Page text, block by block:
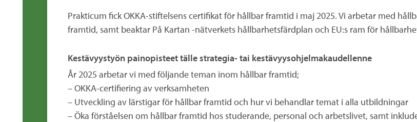
Prakticum fick OKKA-stiftelsens certifikat för hållbar framtid i maj 2025. Vi arbetar med
framtid, samt beaktar På Kartan -nätverkets hållbarhetsfärdplan och EU:s ram för
Kestävyystyön painopisteet tälle strategia- tai kestävyysohjelmakaudellenne
År 2025 arbetar vi med följande teman inom hållbar framtid;
– OKKA-certifiering av verksamheten
– Utveckling av lärstigar för hållbar framtid och hur vi behandlar temat i alla utbildningar
– Öka förståelsen om hållbar framtid hos studerande, personal och arbetslivet, samt